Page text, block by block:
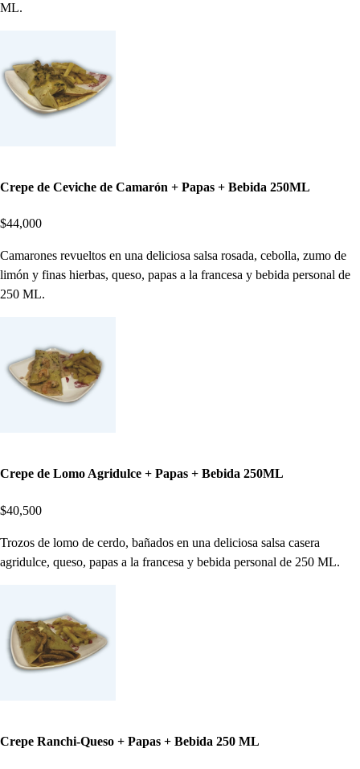
ML.
Crepe de Ceviche de Camarón + Papas + Bebida 250ML
$44,000
Camarones revueltos en una deliciosa salsa rosada, cebolla, zumo de
limón y finas hierbas, queso, papas a la francesa y bebida personal de
250 ML.
Crepe de Lomo Agridulce + Papas + Bebida 250ML
$40,500
Trozos de lomo de cerdo, bañados en una deliciosa salsa casera
agridulce, queso, papas a la francesa y bebida personal de 250 ML.
Crepe Ranchi-Queso + Papas + Bebida 250 ML